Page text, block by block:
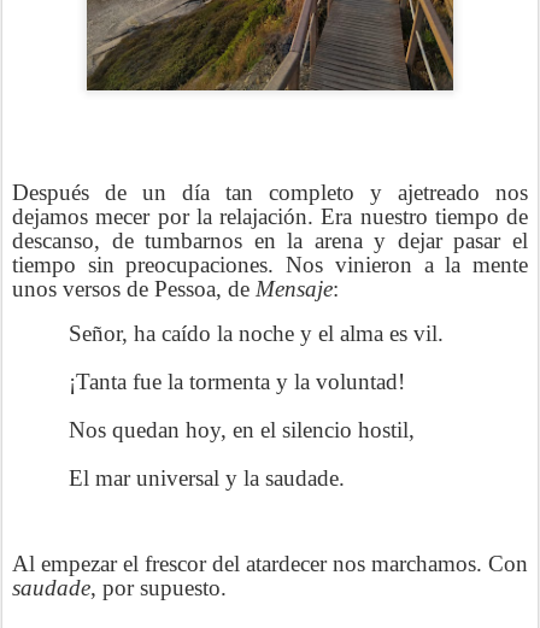
Después de un día tan completo y ajetreado nos
dejamos mecer por la relajación. Era nuestro tiempo de
descanso, de tumbarnos en la arena y dejar pasar el
tiempo sin preocupaciones. Nos vinieron a la mente
unos versos de Pessoa, de Mensaje:
Señor, ha caído la noche y el alma es vil.
¡Tanta fue la tormenta y la voluntad!
Nos quedan hoy, en el silencio hostil,
El mar universal y la saudade.
Al empezar el frescor del atardecer nos marchamos. Con
saudade, por supuesto.